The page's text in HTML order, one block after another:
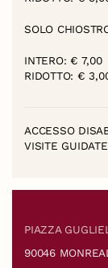
SOLO
INTERO: € 7,00
RIDOTTO: €
ACCESSO
VISITE GUIDATE
PIAZZA
90046